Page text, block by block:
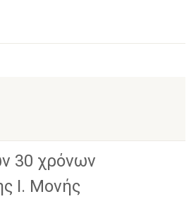
30 χρόνων
Ι. Μονής